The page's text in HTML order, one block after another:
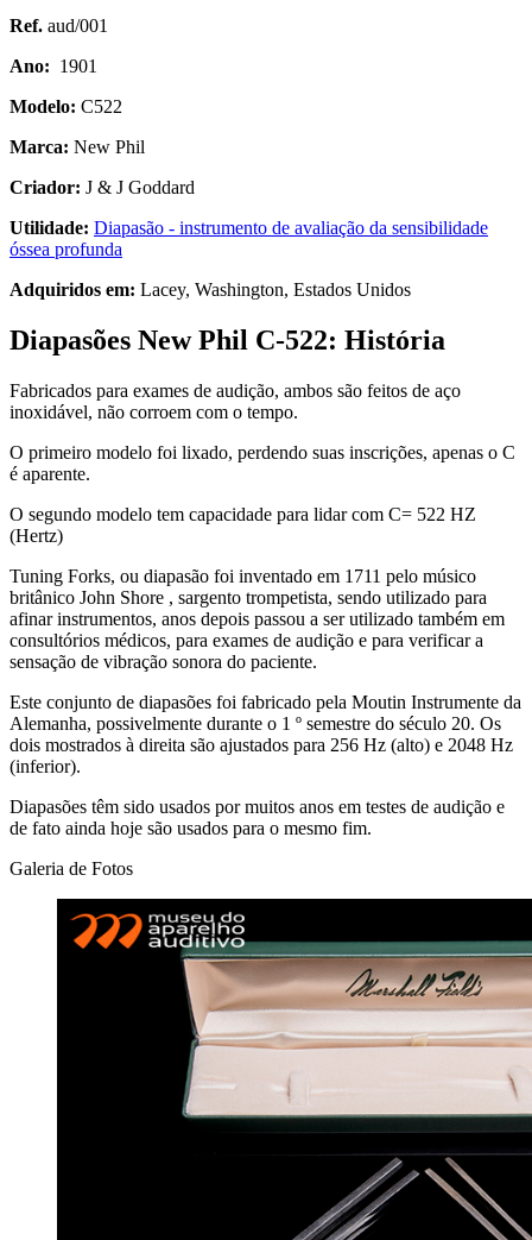
Ref. aud/001
Ano: 1901
Modelo: C522
Marca: New Phil
Criador: J & J Goddard
Utilidade: Diapasão - instrumento de avaliação da sensibilidade
óssea profunda
Adquiridos em: Lacey, Washington, Estados Unidos
Diapasões New Phil C-522: História
Fabricados para exames de audição, ambos são feitos de aço
inoxidável, não corroem com o tempo.
O primeiro modelo foi lixado, perdendo suas inscrições, apenas o C
é aparente.
O segundo modelo tem capacidade para lidar com C= 522 HZ
(Hertz)
Tuning Forks, ou diapasão foi inventado em 1711 pelo músico
britânico John Shore , sargento trompetista, sendo utilizado para
afinar instrumentos, anos depois passou a ser utilizado também em
consultórios médicos, para exames de audição e para verificar a
sensação de vibração sonora do paciente.
Este conjunto de diapasões foi fabricado pela Moutin Instrumente da
Alemanha, possivelmente durante o 1 º semestre do século 20. Os
dois mostrados à direita são ajustados para 256 Hz (alto) e 2048 Hz
(inferior).
Diapasões têm sido usados por muitos anos em testes de audição e
de fato ainda hoje são usados para o mesmo fim.
Galeria de Fotos